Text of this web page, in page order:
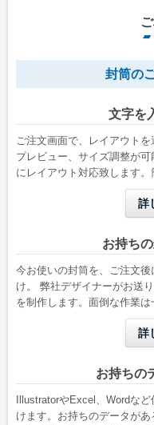
W142 x H332 mm
A4縦二つ折りが入る
洋形2号タテ
封筒の
文字を
ご注文画面で、レイアウト
プレビュー、サイズ調整が
にレイアウト対応致します。
詳
お持ち
今お使いの封筒を、ご注文
け。 弊社デザイナーがお送
を制作します。面倒な作業
詳
お持ちの
IllustratorやExcel、Wordな
けます。お持ちのデータが